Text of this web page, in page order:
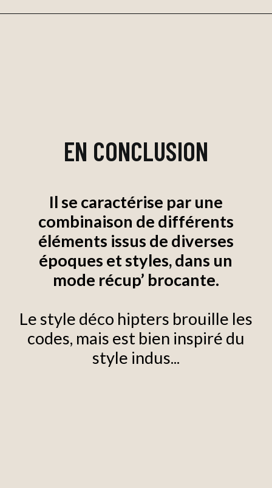
Il se caractérise par une
combinaison de différents
éléments issus de diverses
époques et styles, dans un
mode récup’ brocante.
Le style déco hipters brouille les
codes, mais est bien inspiré du
style indus...
EN CONCLUSION